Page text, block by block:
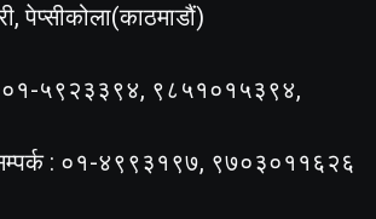
पेप्सीकोला(काठमाडौं)
: ०१-५९२३३९४, ९८५१०१५३९४,
सम्पर्क : ०१-४९९३१९७, ९७०३०११६२६